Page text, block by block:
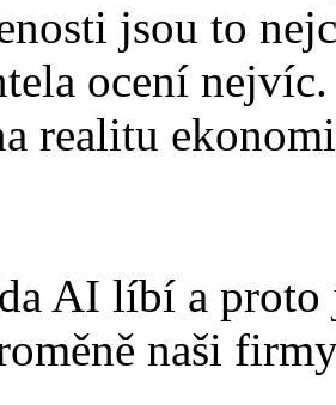
jsou to
ocení nejvíc.
realitu
AI líbí a
naši